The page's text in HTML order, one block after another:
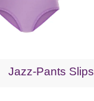
Jazz-Pants Slips